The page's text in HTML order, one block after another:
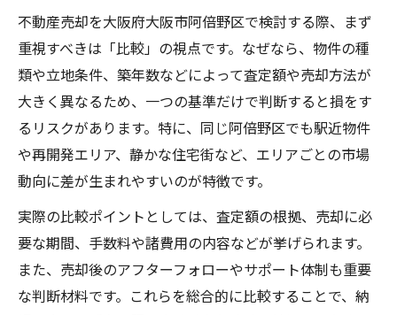
不動産売却を大阪府大阪市阿倍野区で検討する際、まず
重視すべきは「比較」の視点です。なぜなら、物件の種
類や立地条件、築年数などによって査定額や売却方法が
大きく異なるため、一つの基準だけで判断すると損をす
るリスクがあります。特に、同じ阿倍野区でも駅近物件
や再開発エリア、静かな住宅街など、エリアごとの市場
動向に差が生まれやすいのが特徴です。
実際の比較ポイントとしては、査定額の根拠、売却に必
要な期間、手数料や諸費用の内容などが挙げられます。
また、売却後のアフターフォローやサポート体制も重要
な判断材料です。これらを総合的に比較することで、納